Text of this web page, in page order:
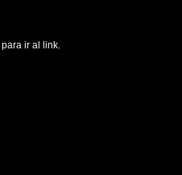
para ir al link.